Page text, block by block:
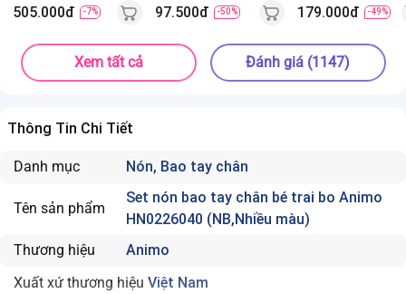
505.000đ -7% 97.500đ -50% 179.000đ -49%
Xem tất cả Đánh giá (1147)
Thông Tin Chi Tiết
Danh mục Nón, Bao tay chân
Tên sản phẩm
Set nón bao tay chân bé trai bo Animo
HN0226040 (NB,Nhiều màu)
Thương hiệu
Animo
Xuất xứ thương hiệu Việt Nam